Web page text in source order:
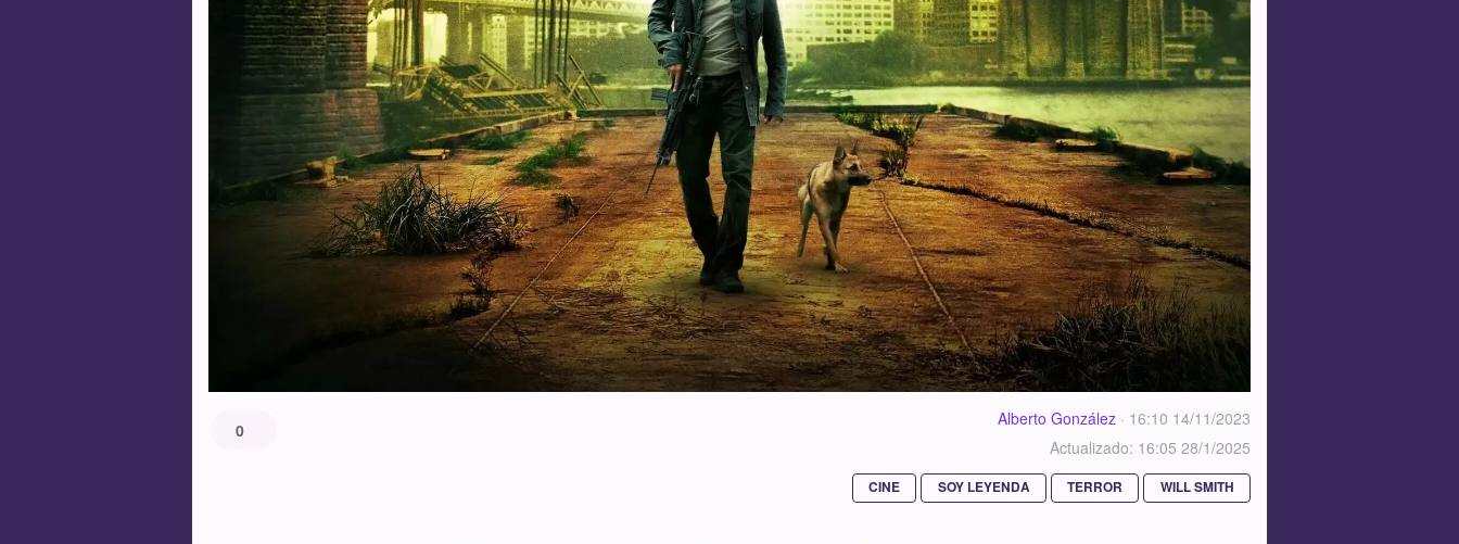
0
Alberto González · 16:10 14/11/2023
Actualizado: 16:05 28/1/2025
CINE SOY LEYENDA TERROR WILL SMITH